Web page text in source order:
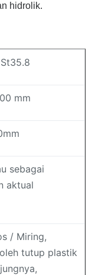
hidrolik.
mm
sebagai
aktual
/ Miring,
tutup plastik